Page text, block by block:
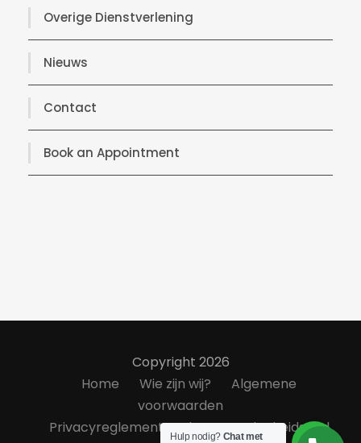
Overige Dienstverlening
Nieuws
Contact
Book an Appointment
Copyright 2026
Home
Wie zijn wij?
Algemene
voorwaarden
Privacyreglement
Klanttevredenheidsond
Hulp nodig? Chat met